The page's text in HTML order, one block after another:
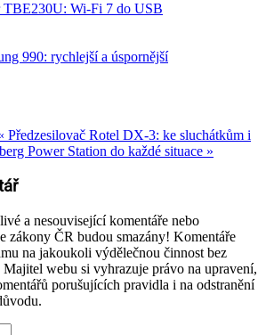
Wi-Fi 7 do USB
990: rychlejší a úspornější
Předzesilovač Rotel DX-3: ke sluchátkům i
Power Station do každé situace »
a nesouvisející komentáře nebo
zákony ČR budou smazány! Komentáře
na jakoukoli výdělečnou činnost bez
webu si vyhrazuje právo na upravení,
porušujících pravidla i na odstranění